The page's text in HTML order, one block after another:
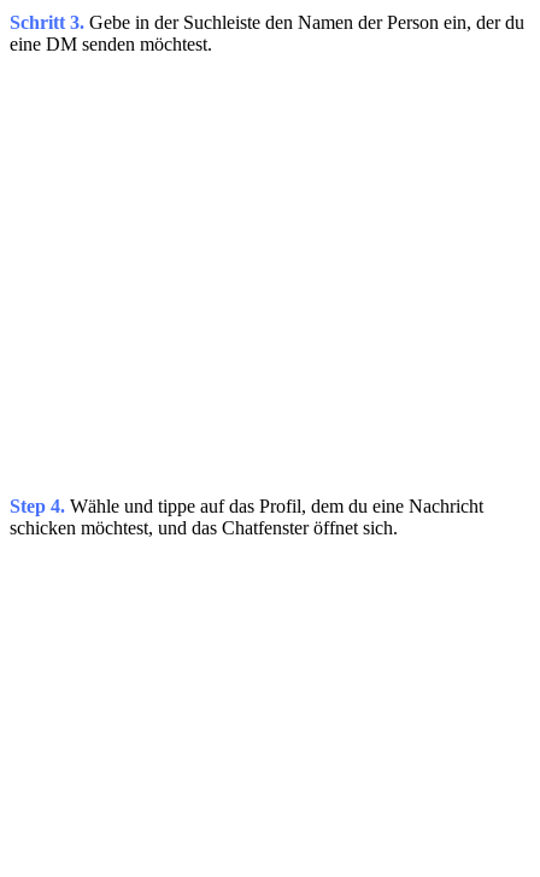
Schritt 3. Gebe in der Suchleiste den Namen der Person ein, der du
eine DM senden möchtest.
Step 4. Wähle und tippe auf das Profil, dem du eine Nachricht
schicken möchtest, und das Chatfenster öffnet sich.